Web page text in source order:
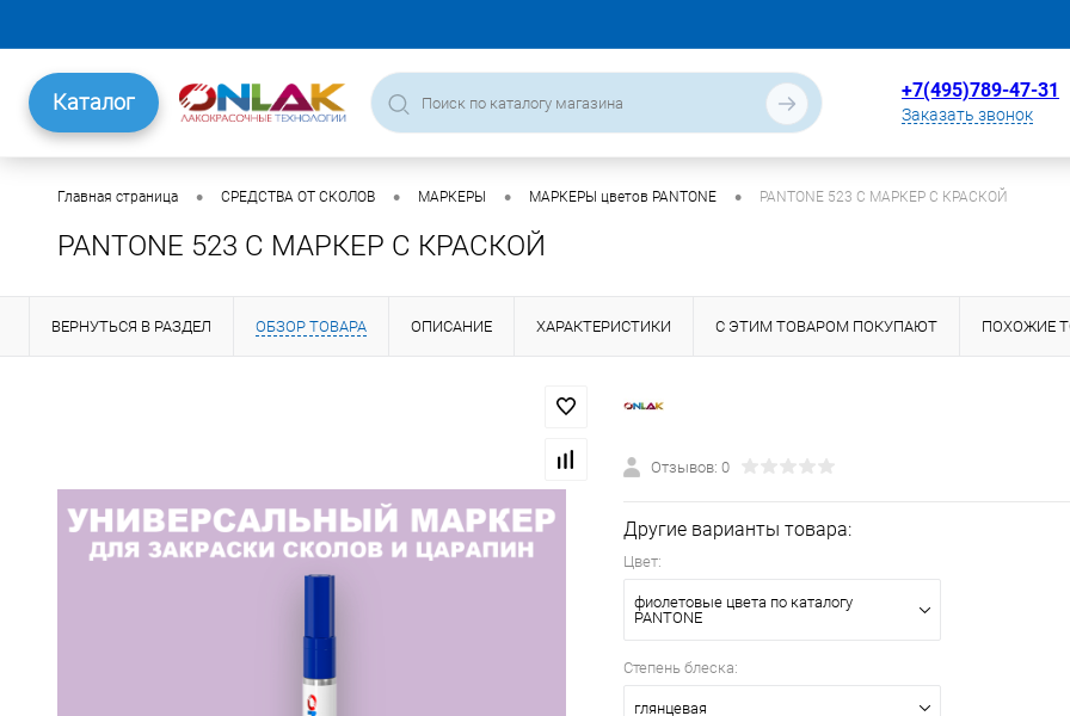
Каталог +7(495)789-47-31
Заказать звонок
Главная страница • СРЕДСТВА ОТ СКОЛОВ • МАРКЕРЫ • МАРКЕРЫ цветов PANTONE • PANTONE 523 C МАРКЕР С КРАСКОЙ
PANTONE 523 C МАРКЕР С КРАСКОЙ
ВЕРНУТЬСЯ В РАЗДЕЛ ОБЗОР ТОВАРА ОПИСАНИЕ ХАРАКТЕРИСТИКИ С ЭТИМ ТОВАРОМ ПОКУПАЮТ ПОХОЖИЕ
Отзывов: 0
Другие варианты товара:
Цвет:
фиолетовые цвета по каталогу
PANTONE
Степень блеска:
глянцевая